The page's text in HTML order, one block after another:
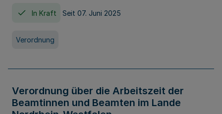
In Kraft Seit 07. Juni 2025
Verordnung
Verordnung über die Arbeitszeit der
Beamtinnen und Beamten im Lande